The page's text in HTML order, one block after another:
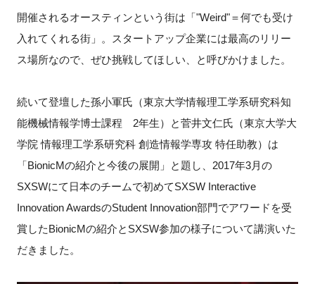
開催されるオースティンという街は「"Weird"＝何でも受け
入れてくれる街」。スタートアップ企業には最高のリリー
ス場所なので、ぜひ挑戦してほしい、と呼びかけました。
続いて登壇した孫小軍氏（東京大学情報理工学系研究科知
能機械情報学博士課程 2年生）と菅井文仁氏（東京大学大
学院 情報理工学系研究科 創造情報学専攻 特任助教）は
「BionicMの紹介と今後の展開」と題し、2017年3月の
SXSWにて日本のチームで初めてSXSW Interactive
Innovation AwardsのStudent Innovation部門でアワードを受
賞したBionicMの紹介とSXSW参加の様子について講演いた
だきました。